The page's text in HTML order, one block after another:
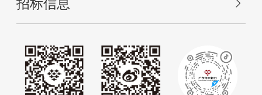
招标信息